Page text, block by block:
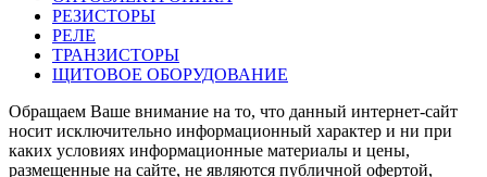
РЕЗИСТОРЫ
РЕЛЕ
ТРАНЗИСТОРЫ
ЩИТОВОЕ ОБОРУДОВАНИЕ
Обращаем Ваше внимание на то, что данный интернет-сайт
носит исключительно информационный характер и ни при
каких условиях информационные материалы и цены,
размещенные на сайте, не являются публичной офертой,